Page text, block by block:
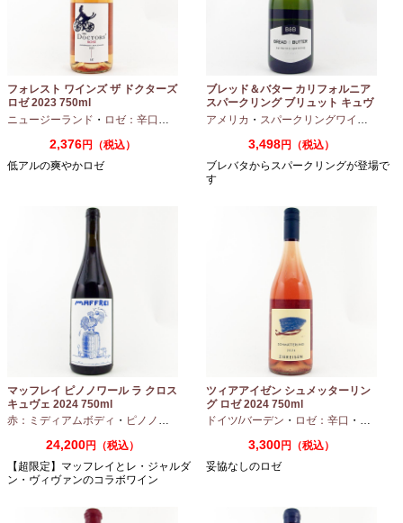
フォレスト ワインズ ザ ドクターズ
ロゼ 2023 750ml
ニュージーランド ・ ロゼ：辛口 ピノノワール
2,376円（税込）
低アルの爽やかロゼ
ブレッド＆バター カリフォルニア
スパークリング ブリュット キュヴ
ェ NV 750ml
アメリカ ・ スパークリングワイン
3,498円（税込）
ブレバタからスパークリングが登場で
す
マッフレイ ピノノワール ラ クロス
キュヴェ 2024 750ml
赤：ミディアムボディ ・ ピノノワール
24,200円（税込）
【超限定】マッフレイとレ・ジャルダ
ン・ヴィヴァンのコラボワイン
ツィアアイゼン シュメッターリン
グ ロゼ 2024 750ml
ドイツ/バーデン ・ ロゼ：辛口 ・ ピノノ
3,300円（税込）
妥協なしのロゼ